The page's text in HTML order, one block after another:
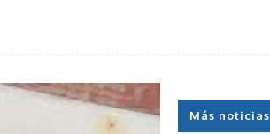
Más noticias